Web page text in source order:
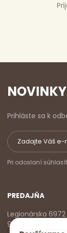
NOVINKY
Prihláste sa k
Pri odoslaní
PREDAJŇA
Legionárska 6972
911 01 Trenčín